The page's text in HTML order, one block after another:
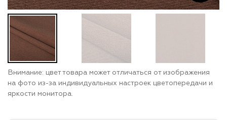
Внимание: цвет товара может отличаться от изображения
на фото из-за индивидуальных настроек цветопередачи и
яркости монитора.